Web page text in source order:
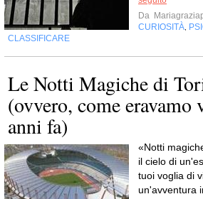
Da
CURIOSITÀ
CLASSIFICARE
Le Notti Magiche di
(ovvero, come eravamo
anni fa)
«Notti
il cielo di
tuoi voglia di
un'avventura